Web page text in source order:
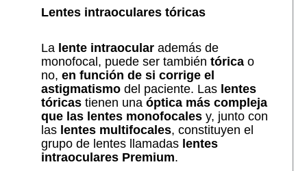
Lentes intraoculares tóricas
La lente intraocularademás de
monofocal, puede ser también tóricao
no, en función de si corrige el
astigmatismodel paciente. Las lentes
tóricastienen unaóptica más compleja
que las lentes monofocalesy, junto con
las lentes multifocales, constituyen el
grupo de lentes llamadas lentes
intraoculares Premium.